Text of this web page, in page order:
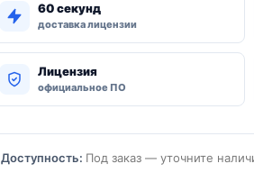
60 секунд
доставка лицензии
Лицензия
официальное ПО
Доступность: Под заказ — уточните